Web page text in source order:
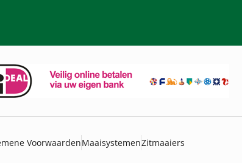
VoorwaardenMaaisystemenZitmaaiers